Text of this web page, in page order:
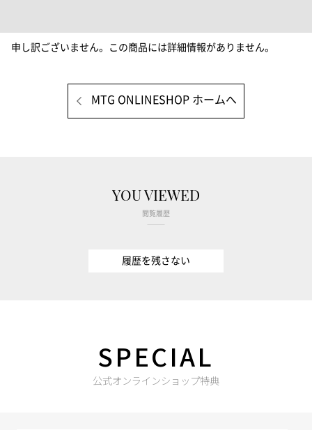
申し訳ございません。この商品には詳細情報がありません。
MTG ONLINESHOP ホームへ
YOU VIEWED
閲覧履歴
履歴を残さない
SPECIAL
公式オンラインショップ特典